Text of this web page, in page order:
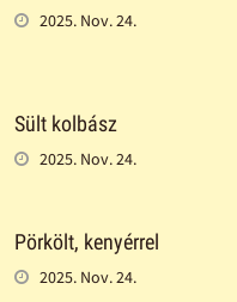
2025. Nov. 24.
Sült kolbász
2025. Nov. 24.
Pörkölt, kenyérrel
2025. Nov. 24.